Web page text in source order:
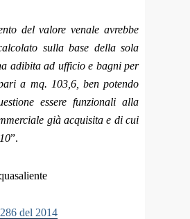
del valore venale avrebbe
sulla base della sola
adibita ad ufficio e bagni per
a mq. 103,6, ben potendo
essere funzionali alla
già acquisita e di cui
”.
del 2014